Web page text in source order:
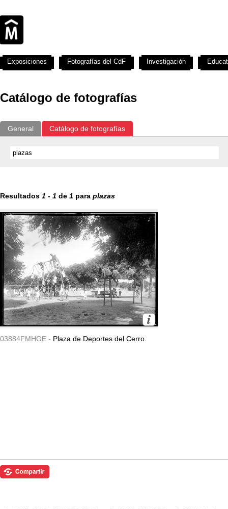
Catálogo de fotografías
General Catálogo de fotografías
Resultados 1 - 1 de 1 para plazas
03884FMHGE - Plaza de Deportes del Cerro.
Exposiciones Fotografías del CdF Investigación